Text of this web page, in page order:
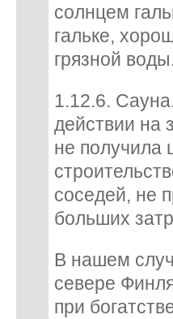
солнцем
гальке,
грязной
1.12.6.
действии на
не получила
соседей, не
больших
В нашем
севере
при